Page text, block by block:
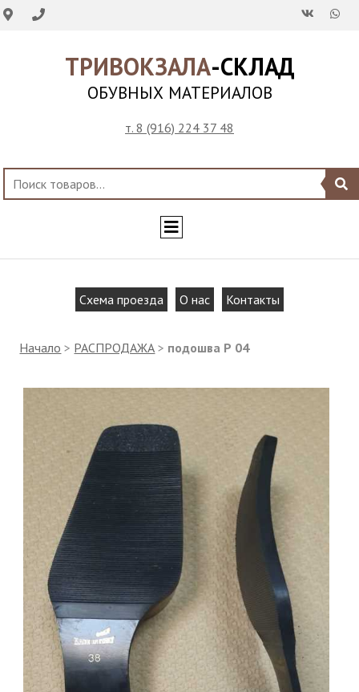
ТРИВОКЗАЛА-СКЛАД
ОБУВНЫХ МАТЕРИАЛОВ
т. 8 (916) 224 37 48
Схема проезда О нас Контакты
Начало > РАСПРОДАЖА > подошва Р 04